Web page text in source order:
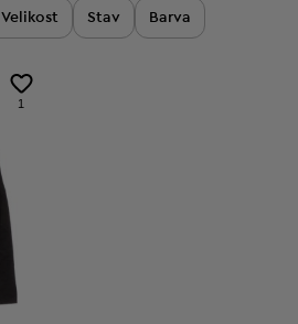
Velikost Stav Barva
1